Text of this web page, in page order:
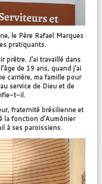
le Père Rafael Marques
pratiquants.
prêtre. J’ai travaillé dans
de 19 ans, quand j’ai
carrière, ma famille pour
service de Dieu et de
t-il.
fraternité brésilienne et
la fonction d’Aumônier
à ses paroissiens.